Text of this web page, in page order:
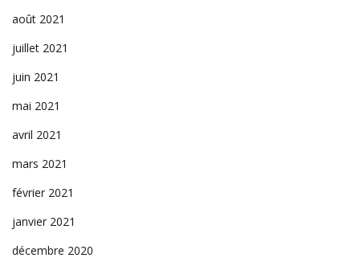
août 2021
juillet 2021
juin 2021
mai 2021
avril 2021
mars 2021
février 2021
janvier 2021
décembre 2020